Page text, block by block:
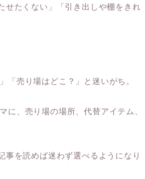
せたくない」「引き出しや棚をきれ
「売り場はどこ？」と迷いがち。
に、売り場の場所、代替アイテム、
を読めば迷わず選べるようになり